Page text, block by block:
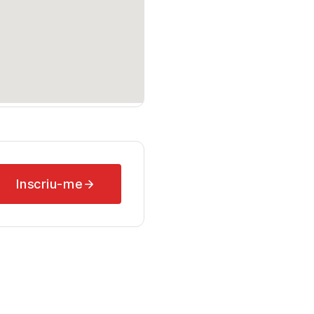
Inscriu-me